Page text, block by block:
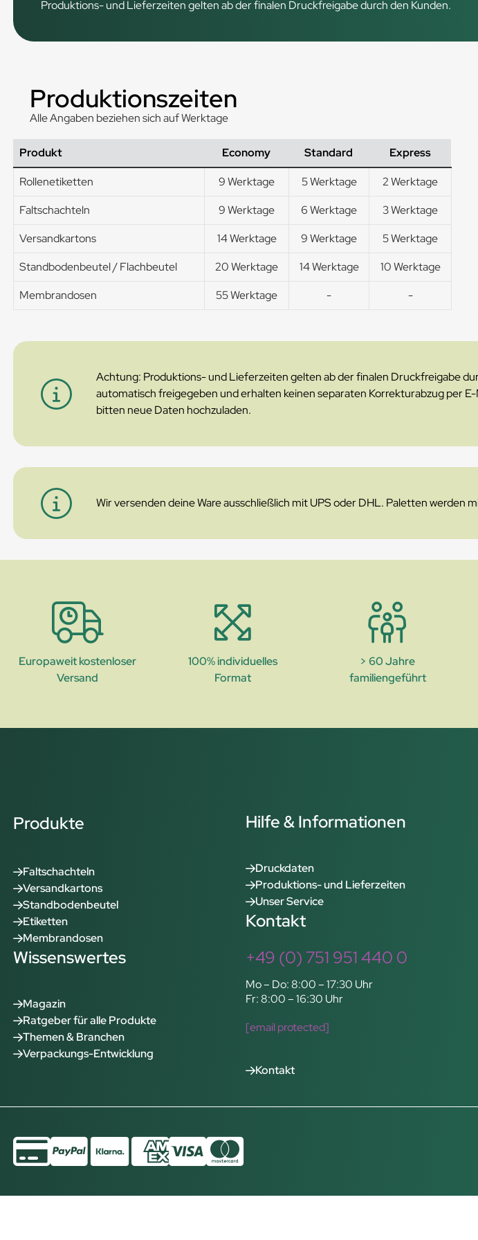
Produktions- und Lieferzeiten gelten ab der finalen Druckfreigabe durch den Kunden.
Produktionszeiten
Alle Angaben beziehen sich auf Werktage
Produkt Economy Standard
Express
Rollenetiketten
9 Werktage 5 Werktage
2 Werktage
Faltschachteln
9 Werktage 6 Werktage
3 Werktage
Versandkartons
14 Werktage 9 Werktage
5 Werktage
Standbodenbeutel / Flachbeutel
20 Werktage 14 Werktage
10 Werktage
Membrandosen
55 Werktage - -
Achtung: Produktions- und Lieferzeiten gelten ab der finalen Druckfreigabe
automatisch freigegeben und erhalten keinen separaten Korrekturabzug per
bitten neue Daten hochzuladen.
Wir versenden deine Ware ausschließlich mit UPS oder DHL. Paletten
Europaweit kostenloser
Versand
100% individuelles
Format
> 60 Jahre
familiengeführt
Produkte
Faltschachteln
Versandkartons
Standbodenbeutel
Etiketten
Membrandosen
Wissenswertes
Magazin
Ratgeber für alle Produkte
Themen & Branchen
Verpackungs-Entwicklung
Hilfe & Informationen
Druckdaten
Produktions- und Lieferzeiten
Unser Service
Kontakt
+49 (0) 751 951 440 0
Mo – Do: 8:00 – 17:30 Uhr
Fr: 8:00 – 16:30 Uhr
[email protected]
Kontakt